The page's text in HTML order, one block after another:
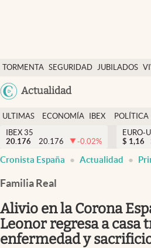
TORMENTA SEGURIDAD JUBILADOS
Actualidad
Economía y finanzas
Política
Actualidad
Criptomonedas
España
ULTIMAS
NOTICIAS
ECONOMÍA
FINANZAS
IBEX
EURO
POLÍTICA
IBEX 35
20.176
20.176 -0.02%
EURO-
$ 1,16
Cronista España Actualidad
Familia Real
Alivio en la Corona
Leonor regresa a casa
enfermedad y